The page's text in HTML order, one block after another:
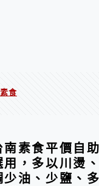
食
素食平價自
用，多以川燙
少油、少鹽、